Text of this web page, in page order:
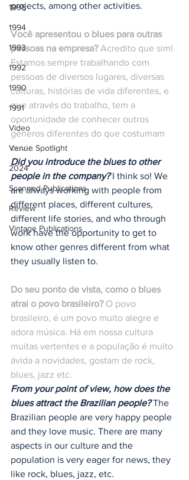
1995
1994
1993
1992
1990
1991
Video
Venue Spotlight
2024
Scanned Publications
Review
Vintage Publications
projects, among other activities.
Você apresentou o blues para outras
pessoas na empresa? Acredito que sim!
Estamos sempre trabalhando com
pessoas de diversos lugares, diversas
culturas, histórias de vida diferentes, e
que através do trabalho, tem a
oportunidade de conhecer outros
gêneros diferentes do que costumam
ouvir.
Did you introduce the blues to other
people in the company? I think so! We
are always working with people from
different places, different cultures,
different life stories, and who through
work have the opportunity to get to
know other genres different from what
they usually listen to.
Do seu ponto de vista, como o blues
atrai o povo brasileiro? O povo
brasileiro, é um povo muito alegre e
adora música. Há em nossa cultura
muitas vertentes e a população é muito
ávida a novidades, gostam de rock,
blues, jazz etc.
From your point of view, how does the
blues attract the Brazilian people? The
Brazilian people are very happy people
and they love music. There are many
aspects in our culture and the
population is very eager for news, they
like rock, blues, jazz, etc.